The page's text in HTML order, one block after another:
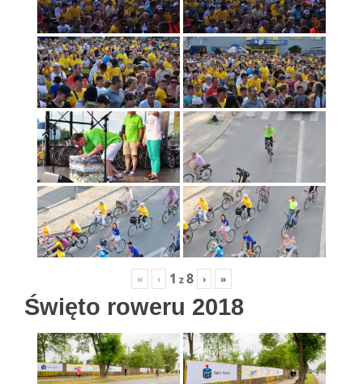
« ‹ 1 z8 › »
Święto roweru 2018